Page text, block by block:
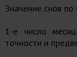
Значение снов по
1-е число
точности и